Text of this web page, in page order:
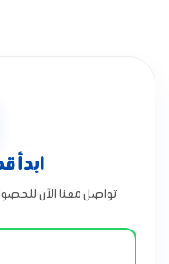
ابدأ
تواصل معنا الآن